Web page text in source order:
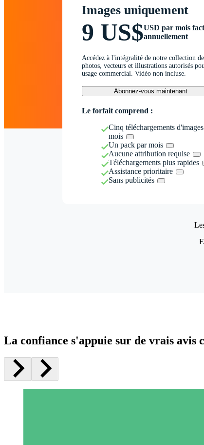
Images uniquement
9 US$USD par mois
annuellement
Accédez à l'intégralité de notre collection de
photos, vecteurs et illustrations autorisés
usage commercial. Vidéo non incluse.
Abonnez-vous maintenant
Le forfait comprend :
Cinq téléchargements
mois
Un pack par mois
Aucune attribution requise
Téléchargements plus rapides
Assistance prioritaire
Sans publicités
La confiance s'appuie sur de vrais avis